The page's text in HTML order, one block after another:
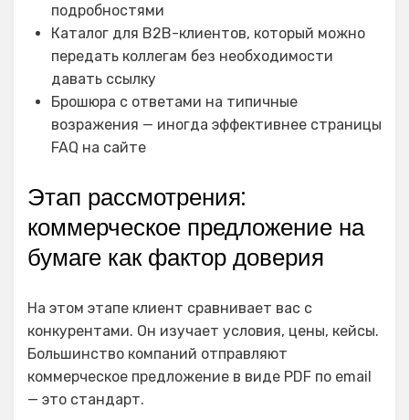
подробностями
Каталог для B2B-клиентов, который можно
передать коллегам без необходимости
давать ссылку
Брошюра с ответами на типичные
возражения — иногда эффективнее страницы
FAQ на сайте
Этап рассмотрения:
коммерческое предложение на
бумаге как фактор доверия
На этом этапе клиент сравнивает вас с
конкурентами. Он изучает условия, цены, кейсы.
Большинство компаний отправляют
коммерческое предложение в виде PDF по email
— это стандарт.